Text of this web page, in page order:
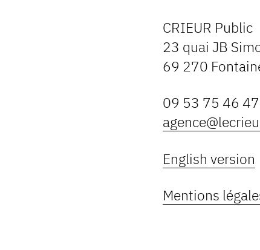
CRIEUR Public
23 quai JB
69 270
09 53 75 46 47
English version
Mentions